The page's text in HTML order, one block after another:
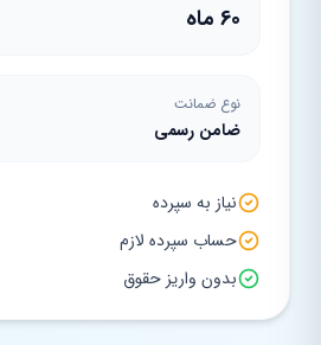
60 ماه
نوع ضمانت
ضامن رسمی
نیاز به سپرده
حساب سپرده لازم
بدون واریز حقوق